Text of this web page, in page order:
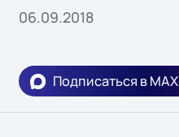
06.09.2018
Подписаться в MAX